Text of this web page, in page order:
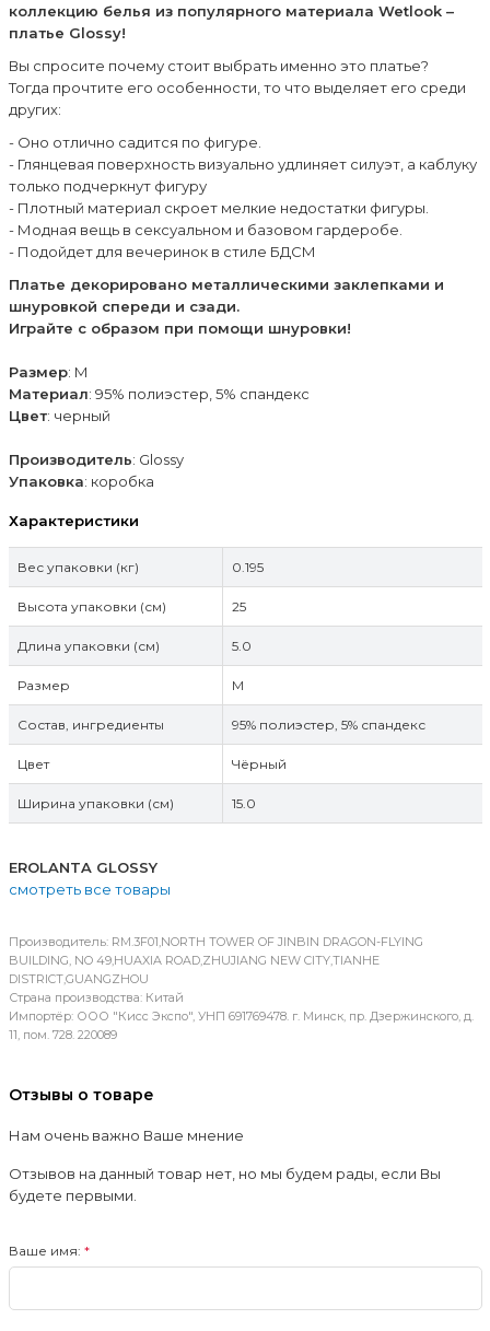
коллекцию белья из популярного материала Wetlook –
платье Glossy!
Вы спросите почему стоит выбрать именно это платье?
Тогда прочтите его особенности, то что выделяет его среди
других:
- Оно отлично садится по фигуре.
- Глянцевая поверхность визуально удлиняет силуэт, а каблуку
только подчеркнут фигуру
- Плотный материал скроет мелкие недостатки фигуры.
- Модная вещь в сексуальном и базовом гардеробе.
- Подойдет для вечеринок в стиле БДСМ
Платье декорировано металлическими заклепками и
шнуровкой спереди и сзади.
Играйте с образом при помощи шнуровки!
Размер: M
Материал: 95% полиэстер, 5% спандекс
Цвет: черный
Производитель: Glossy
Упаковка: коробка
Характеристики
Вес упаковки (кг) 0.195
Высота упаковки (см) 25
Длина упаковки (см) 5.0
Размер M
Состав, ингредиенты 95% полиэстер, 5% спандекс
Цвет Чёрный
Ширина упаковки (см) 15.0
EROLANTA GLOSSY
смотреть все товары
Производитель: RM.3F01,NORTH TOWER OF JINBIN DRAGON-FLYING
BUILDING, NO 49,HUAXIA ROAD,ZHUJIANG NEW CITY,TIANHE
DISTRICT,GUANGZHOU
Страна производства: Китай
Импортёр: ООО "Кисс Экспо", УНП 691769478. г. Минск, пр. Дзержинского, д.
11, пом. 728. 220089
Отзывы о товаре
Нам очень важно Ваше мнение
Отзывов на данный товар нет, но мы будем рады, если Вы
будете первыми.
Ваше имя: